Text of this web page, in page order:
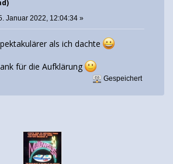
Januar 2022, 12:04:34 »
als ich dachte
für die Aufklärung
Gespeichert